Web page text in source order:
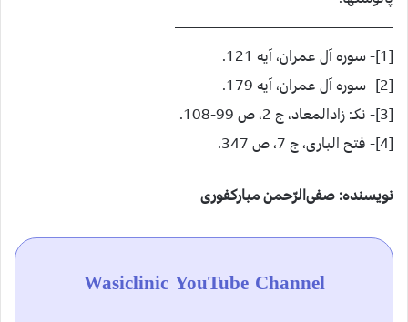
———————————————
[1]- سوره آل عمران، آیه 121.
[2]- سوره آل عمران، آیه 179.
[3]- نکـ: زادالمعاد، ج 2، ص 99-108.
[4]- فتح الباری، ج 7، ص 347.
نویسنده: صفی‌الرّحمن مبارکفوری
Wasiclinic YouTube Channel